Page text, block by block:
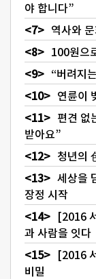
야 합니다”
역사와
100원으
“버려지
연륜이
편견 없
받아요”
청년의
세상을
장정 시작
[2016
과 사람을 잇다
[2016
비밀